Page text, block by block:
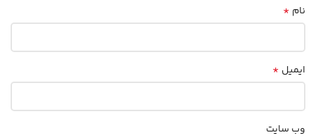
نام *
ایمیل *
وب‌ سایت